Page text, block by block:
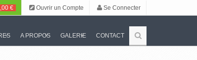
€ Ouvrir un Compte Se Connecter
A PROPOS GALERIE CONTACT